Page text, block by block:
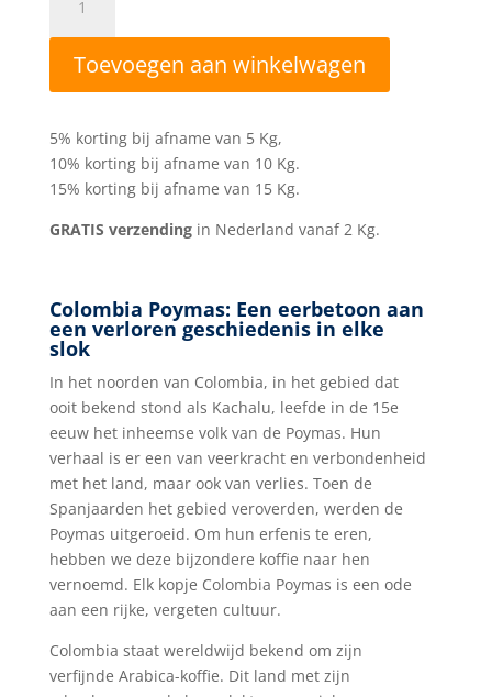
Poymas
aantal
Toevoegen aan winkelwagen
l
t
e
n
i
v
e
:
5% korting bij afname van 5 Kg,
10% korting bij afname van 10 Kg.
15% korting bij afname van 15 Kg.
GRATIS verzendingin Nederland vanaf 2 Kg.
Colombia Poymas: Een eerbetoon aan
een verloren geschiedenis in elke
slok
In het noorden van Colombia, in het gebied dat
ooit bekend stond als Kachalu, leefde in de 15e
eeuw het inheemse volk van de Poymas. Hun
verhaal is er een van veerkracht en verbondenheid
met het land, maar ook van verlies. Toen de
Spanjaarden het gebied veroverden, werden de
Poymas uitgeroeid. Om hun erfenis te eren,
hebben we deze bijzondere koffie naar hen
vernoemd. Elk kopje Colombia Poymas is een ode
aan een rijke, vergeten cultuur.
Colombia staat wereldwijd bekend om zijn
verfijnde Arabica-koffie. Dit land met zijn